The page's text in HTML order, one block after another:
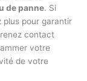
de panne. Si
plus pour garantir
contact
votre
de votre